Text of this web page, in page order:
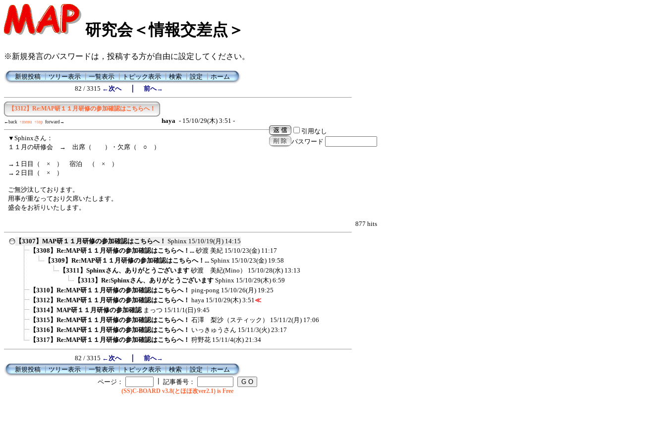
研究会＜情報交差点＞
※新規発言のパスワードは，投稿する方が自由に設定してください。
新規投稿┃ツリー表示┃一覧表示┃トピック表示┃検索┃設定┃ホーム
82 / 3315 ←次へ｜ 前へ→
【3312】Re:MAP研１１月研修の参加確認はこちらへ！
←back ↑menu ↑top forward→ haya - 15/10/29(木) 3:51 -
引用なし
パスワード
▼Sphinxさん：
１１月の研修会 → 出席（ ）・欠席（ ○ ）
→１日目（ × ） 宿泊 （ × ）
→２日目（ × ）
ご無沙汰しております。
用事が重なっており欠席いたします。
盛会をお祈りいたします。
877 hits
【3307】MAP研１１月研修の参加確認はこちらへ！ Sphinx 15/10/19(月) 14:15
【3308】Re:MAP研１１月研修の参加確認はこちらへ！... 砂渡 美紀 15/10/23(金) 11:17
【3309】Re:MAP研１１月研修の参加確認はこちらへ！... Sphinx 15/10/23(金) 19:58
【3311】Sphinxさん、ありがとうございます 砂渡 美紀(Mino）
15/10/28(水) 13:13
【3313】Re:Sphinxさん、ありがとうございます Sphinx 15/10/29(木) 6:59
【3310】Re:MAP研１１月研修の参加確認はこちらへ！ ping-pong 15/10/26(月) 19:25
【3312】Re:MAP研１１月研修の参加確認はこちらへ！ haya 15/10/29(木) 3:51≪
【3314】MAP研１１月研修の参加確認 まっつ 15/11/1(日) 9:45
【3315】Re:MAP研１１月研修の参加確認はこちらへ！ 石澤 梨沙（スティック）
15/11/2(月) 17:06
【3316】Re:MAP研１１月研修の参加確認はこちらへ！ いっきゅうさん 15/11/3(火) 23:17
【3317】Re:MAP研１１月研修の参加確認はこちらへ！ 狩野花 15/11/4(水) 21:34
82 / 3315 ←次へ｜ 前へ→
新規投稿┃ツリー表示┃一覧表示┃トピック表示┃検索┃設定┃ホーム
ページ：
記事番号：
(SS)C-BOARD v3.8(とほほ改ver2.1) is Free